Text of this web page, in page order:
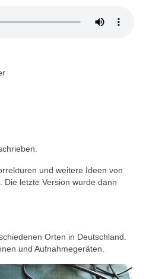
und weitere Ideen von
Die letzte Version wurde dann
Orten in Deutschland.
und Aufnahmegeräten.